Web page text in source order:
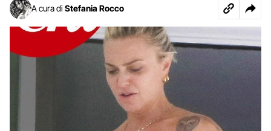
A cura di Stefania Rocco